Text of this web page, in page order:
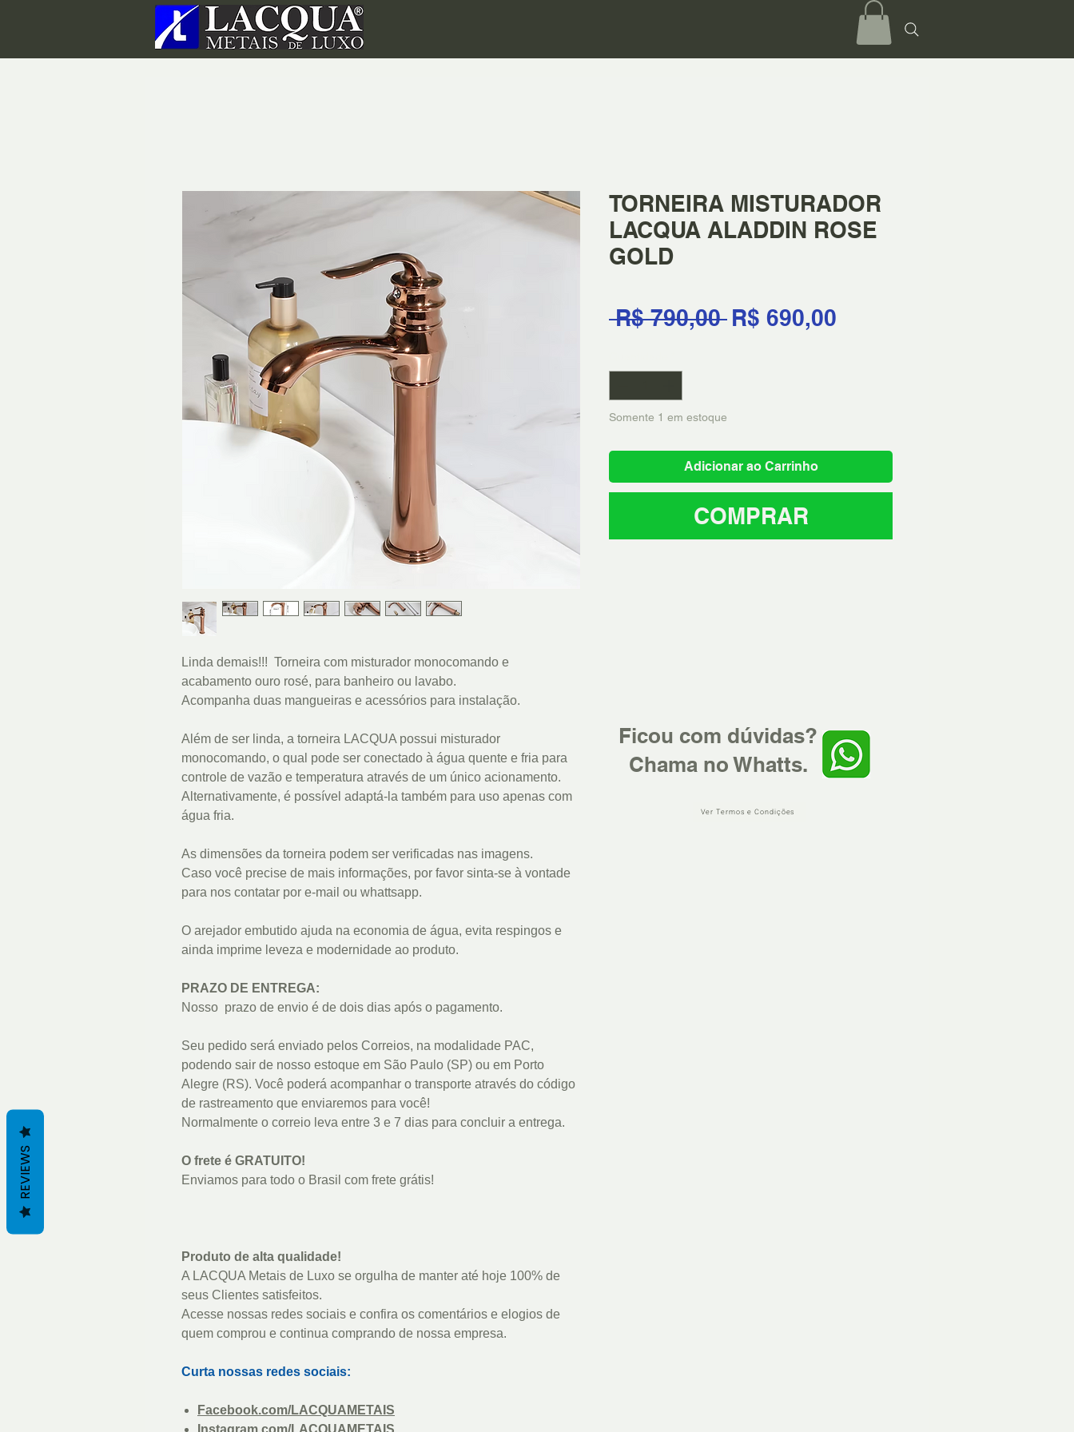
Linda demais!!! Torneira com misturador monocomando e
acabamento ouro rosé, para banheiro ou lavabo.
Acompanha duas mangueiras e acessórios para instalação.
Além de ser linda, a torneira LACQUA possui misturador
monocomando, o qual pode ser conectado à água quente e fria para
controle de vazão e temperatura através de um único acionamento.
Alternativamente, é possível adaptá-la também para uso apenas com
água fria.
As dimensões da torneira podem ser verificadas nas imagens.
Caso você precise de mais informações, por favor sinta-se à vontade
para nos contatar por e-mail ou whattsapp.
O arejador embutido ajuda na economia de água, evita respingos e
ainda imprime leveza e modernidade ao produto.
PRAZO DE ENTREGA:
Nosso prazo de envio é de dois dias após o pagamento.
Seu pedido será enviado pelos Correios, na modalidade PAC,
podendo sair de nosso estoque em São Paulo (SP) ou em Porto
Alegre (RS). Você poderá acompanhar o transporte através do código
de rastreamento que enviaremos para você!
Normalmente o correio leva entre 3 e 7 dias para concluir a entrega.
O frete é GRATUITO!
Enviamos para todo o Brasil com frete grátis!
Produto de alta qualidade!
A LACQUA Metais de Luxo se orgulha de manter até hoje 100% de
seus Clientes satisfeitos.
Acesse nossas redes sociais e confira os comentários e elogios de
quem comprou e continua comprando de nossa empresa.
Curta nossas redes sociais:
Facebook.com/LACQUAMETAIS
TORNEIRA MISTURADOR
LACQUA ALADDIN ROSE
GOLD
R$ 790,00 Preço
R$ 690,00
Somente 1 em estoque
Adicionar ao Carrinho
COMPRAR
Ficou com dúvidas?
Chama no Whatts.
Ver Termos e Condições
REVIEWS